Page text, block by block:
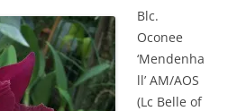
Blc.
Oconee
‘Mendenha
ll’ AM/AOS
(Lc Belle of